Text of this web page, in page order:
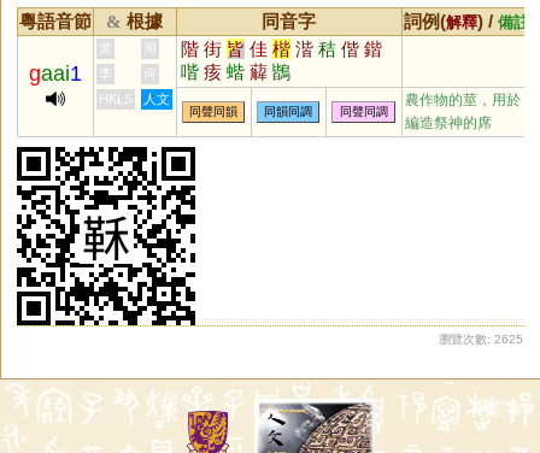
粵語音節 & 根據 同音字 詞例(解釋) / 備註
gaai1
黃 周 階 街 皆 佳 楷 湝 秸 偕 鍇
喈 痎 蝔 薢 鶛
李
何
HKLS
人文
同聲同韻 同韻同調 同聲同調
農作物的莖，用於
編造祭神的席
瀏覽次數: 2625